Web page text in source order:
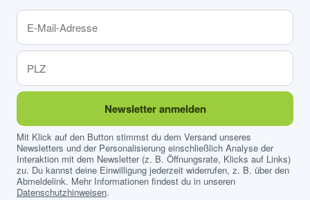
Newsletter anmelden
Mit Klick auf den Button stimmst du dem Versand unseres
Newsletters und der Personalisierung einschließlich Analyse der
Interaktion mit dem Newsletter (z. B. Öffnungsrate, Klicks auf Links)
zu. Du kannst deine Einwilligung jederzeit widerrufen, z. B. über den
Abmeldelink. Mehr Informationen findest du in unseren
Datenschutzhinweisen.